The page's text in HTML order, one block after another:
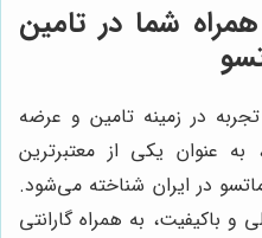
شما در تامین
در زمینه تامین و عرضه
به عنوان یکی از معتبرترین
در ایران شناخته می‌شود.
و باکیفیت، به همراه گارانتی